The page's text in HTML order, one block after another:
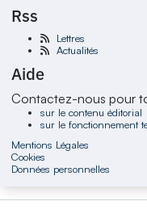
Rss
Lettres
Actualités
Aide
Contactez-nous pour
sur le contenu éditorial
sur le fonctionnement
Mentions Légales
Cookies
Données personnelles